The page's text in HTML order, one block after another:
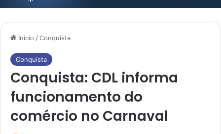
Início /Conquista
Conquista
Conquista: CDL informa
funcionamento do
comércio no Carnaval